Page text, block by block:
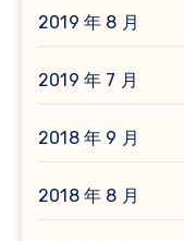
2019 年 8 月
2019 年 7 月
2018 年 9 月
2018 年 8 月